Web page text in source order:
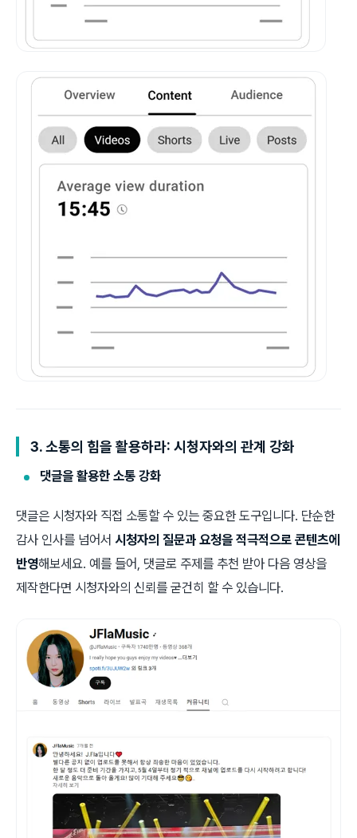
3. 소통의 힘을 활용하라: 시청자와의 관계 강화
댓글을 활용한 소통 강화
댓글은 시청자와 직접 소통할 수 있는 중요한 도구입니다. 단순한
감사 인사를 넘어서 시청자의 질문과 요청을 적극적으로 콘텐츠에
반영해보세요. 예를 들어, 댓글로 주제를 추천 받아 다음 영상을
제작한다면 시청자와의 신뢰를 굳건히 할 수 있습니다.